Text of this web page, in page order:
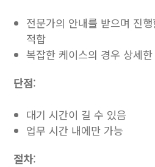
전문가의 안내를 받으며 진
적합
복잡한 케이스의 경우 상세
단점:
대기 시간이 길 수 있음
업무 시간 내에만 가능
절차: